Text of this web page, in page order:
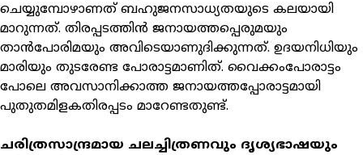
ചെയ്യുമ്പോഴാണത് ബഹുജനസാധ്യതയുടെ കലയായി
മാറുന്നത്. തിരപ്പടത്തിന്‍ ജനായത്തപ്പെരുമയും
താന്‍പോരിമയും അവിടെയാണുദിക്കുന്നത്. ഉദയനിധിയും
മാരിയും തുടരേണ്ട പോരാട്ടമാണിത്. വൈക്കംപോരാട്ടം
പോലെ അവസാനിക്കാത്ത ജനായത്തപ്പോരാട്ടമായി
പുതുതമിളകതിരപ്പടം മാറേണ്ടതുണ്ട്.
ചരിത്രസാന്ദ്രമായ ചലച്ചിത്രണവും ദൃശ്യഭാഷയും